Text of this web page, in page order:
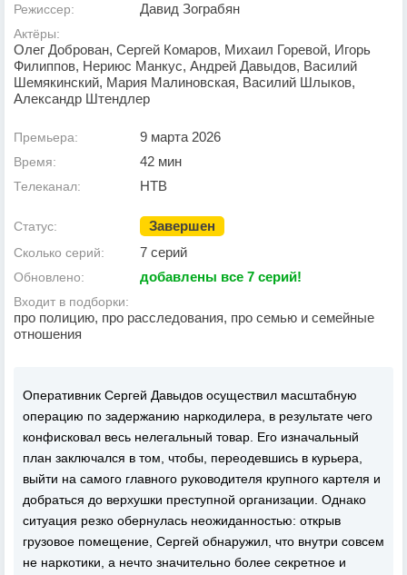
Режиссер: Давид Зограбян
Актёры:
Олег Доброван, Сергей Комаров, Михаил Горевой, Игорь
Филиппов, Нериюс Манкус, Андрей Давыдов, Василий
Шемякинский, Мария Малиновская, Василий Шлыков,
Александр Штендлер
Премьера: 9 марта 2026
Время: 42 мин
Телеканал: НТВ
Статус: Завершен
Сколько серий: 7 серий
Обновлено: добавлены все 7 серий!
Входит в подборки:
про полицию, про расследования, про семью и семейные
отношения
Оперативник Сергей Давыдов осуществил масштабную
операцию по задержанию наркодилера, в результате чего
конфисковал весь нелегальный товар. Его изначальный
план заключался в том, чтобы, переодевшись в курьера,
выйти на самого главного руководителя крупного картеля и
добраться до верхушки преступной организации. Однако
ситуация резко обернулась неожиданностью: открыв
грузовое помещение, Сергей обнаружил, что внутри совсем
не наркотики, а нечто значительно более секретное и